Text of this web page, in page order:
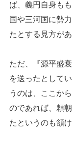
ば、義円自身も
国や三河国に勢
たとする見方が
ただ、『源平盛
を送ったとして
うのは、ここか
のであれば、頼
たというのも頷け